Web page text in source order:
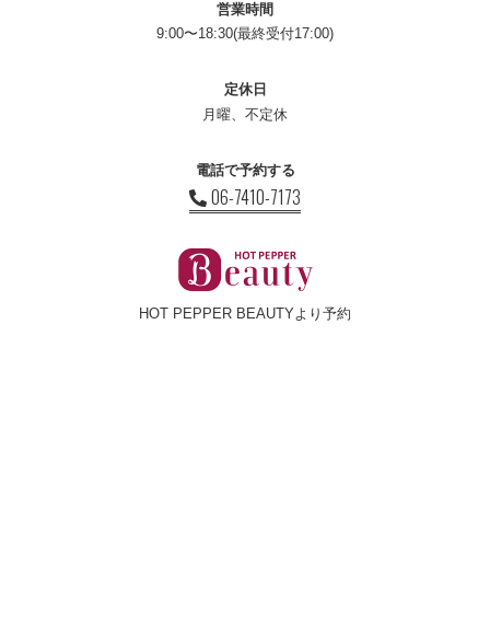
営業時間
9:00〜18:30(最終受付17:00)
定休日
月曜、不定休
電話で予約する
06-7410-7173
HOT PEPPER BEAUTYより予約